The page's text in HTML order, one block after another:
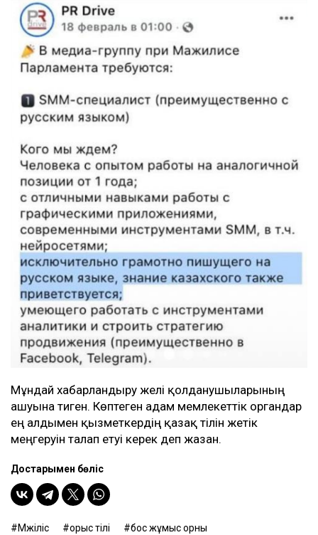
Мұндай хабарландыру желі қолданушыларының
ашуына тиген. Көптеген адам мемлекеттік органдар
ең алдымен қызметкердің қазақ тілін жетік
меңгеруін талап етуі керек деп жазған.
Достарыңмен бөліс
Мәжіліс орыс тілі бос жұмыс орны